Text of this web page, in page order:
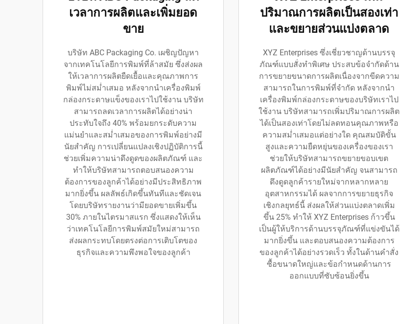
เวลาการผลิตและเพิ่มยอด
ขาย
บริษัท ABC Packaging Co. เผชิญปัญหา
จากเทคโนโลยีการพิมพ์ที่ล้าสมัย ซึ่งส่งผล
ให้เวลาการผลิตยืดเยื้อและคุณภาพการ
พิมพ์ไม่สม่ำเสมอ หลังจากนำเครื่องพิมพ์
กล่องกระดาษแข็งของเราไปใช้งาน บริษัท
สามารถลดเวลาการผลิตได้อย่างน่า
ประทับใจถึง 40% พร้อมยกระดับความ
แม่นยำและสม่ำเสมอของการพิมพ์อย่างมี
นัยสำคัญ การเปลี่ยนแปลงเชิงปฏิบัติการนี้
ช่วยเพิ่มความน่าดึงดูดของผลิตภัณฑ์ และ
ทำให้บริษัทสามารถตอบสนองความ
ต้องการของลูกค้าได้อย่างมีประสิทธิภาพ
มากยิ่งขึ้น ผลลัพธ์เกิดขึ้นทันทีและชัดเจน
โดยบริษัทรายงานว่ามียอดขายเพิ่มขึ้น
30% ภายในไตรมาสแรก ซึ่งแสดงให้เห็น
ว่าเทคโนโลยีการพิมพ์สมัยใหม่สามารถ
ส่งผลกระทบโดยตรงต่อการเติบโตของ
ธุรกิจและความพึงพอใจของลูกค้า
ปริมาณการผลิตเป็นสองเท่า
และขยายส่วนแบ่งตลาด
XYZ Enterprises ซึ่งเชี่ยวชาญด้านบรรจุ
ภัณฑ์แบบสั่งทำพิเศษ ประสบข้อจำกัดด้าน
การขยายขนาดการผลิตเนื่องจากขีดความ
สามารถในการพิมพ์ที่จำกัด หลังจากนำ
เครื่องพิมพ์กล่องกระดาษของบริษัทเราไป
ใช้งาน บริษัทสามารถเพิ่มปริมาณการผลิต
ได้เป็นสองเท่าโดยไม่ลดทอนคุณภาพหรือ
ความสม่ำเสมอแต่อย่างใด คุณสมบัติขั้น
สูงและความยืดหยุ่นของเครื่องของเรา
ช่วยให้บริษัทสามารถขยายขอบเขต
ผลิตภัณฑ์ได้อย่างมีนัยสำคัญ จนสามารถ
ดึงดูดลูกค้ารายใหม่จากหลากหลาย
อุตสาหกรรมได้ ผลจากการขยายธุรกิจ
เชิงกลยุทธ์นี้ ส่งผลให้ส่วนแบ่งตลาดเพิ่ม
ขึ้น 25% ทำให้ XYZ Enterprises ก้าวขึ้น
เป็นผู้ให้บริการด้านบรรจุภัณฑ์ที่แข่งขันได้
มากยิ่งขึ้น และตอบสนองความต้องการ
ของลูกค้าได้อย่างรวดเร็ว ทั้งในด้านคำสั่ง
ซื้อขนาดใหญ่และข้อกำหนดด้านการ
ออกแบบที่ซับซ้อนยิ่งขึ้น